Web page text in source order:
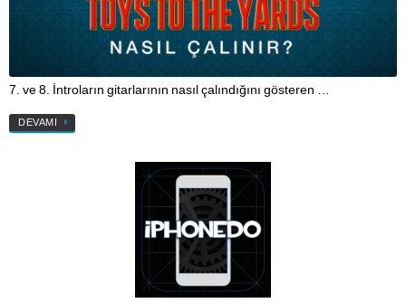
7. ve 8. İntroların gitarlarının nasıl çalındığını gösteren …
DEVAMI